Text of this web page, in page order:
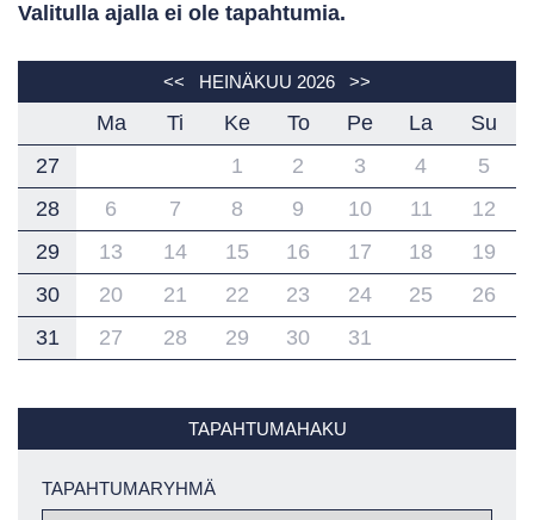
Valitulla ajalla ei ole tapahtumia.
<< HEINÄKUU 2026 >>
Ma Ti Ke To Pe La
Su
27
1 2 3 4
5
28
6 7 8 9 10 11
12
29
13 14 15 16 17 18
19
30
20 21 22 23 24 25
26
31
27 28 29 30 31
TAPAHTUMAHAKU
TAPAHTUMARYHMÄ